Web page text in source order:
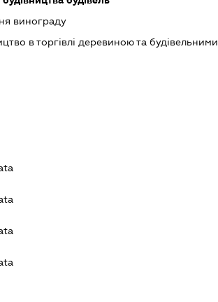
винограду
в торгівлі деревиною та будівельними